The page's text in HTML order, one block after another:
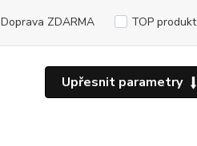
Upřesnit parametry
Doprava ZDARMA TOP produkt